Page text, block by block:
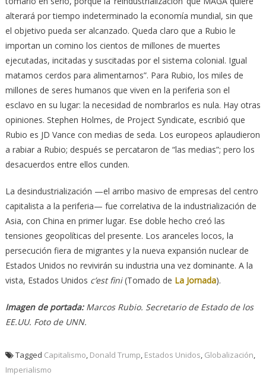
alterará por tiempo indeterminado la economía mundial, sin que
el objetivo pueda ser alcanzado. Queda claro que a Rubio le
importan un comino los cientos de millones de muertes
ejecutadas, incitadas y suscitadas por el sistema colonial. Igual
matamos cerdos para alimentarnos”. Para Rubio, los miles de
millones de seres humanos que viven en la periferia son el
esclavo en su lugar: la necesidad de nombrarlos es nula. Hay otras
opiniones. Stephen Holmes, de Project Syndicate, escribió que
Rubio es JD Vance con medias de seda. Los europeos aplaudieron
a rabiar a Rubio; después se percataron de “las medias”; pero los
desacuerdos entre ellos cunden.
La desindustrialización —el arribo masivo de empresas del centro
capitalista a la periferia— fue correlativa de la industrialización de
Asia, con China en primer lugar. Ese doble hecho creó las
tensiones geopolíticas del presente. Los aranceles locos, la
persecución fiera de migrantes y la nueva expansión nuclear de
Estados Unidos no revivirán su industria una vez dominante. A la
vista, Estados Unidos c’est fini(Tomado de La Jornada).
Imagen de portada:Marcos Rubio. Secretario de Estado de los
EE.UU. Foto de UNN.
Tagged Capitalismo Donald Trump Estados Unidos Globalización
Imperialismo